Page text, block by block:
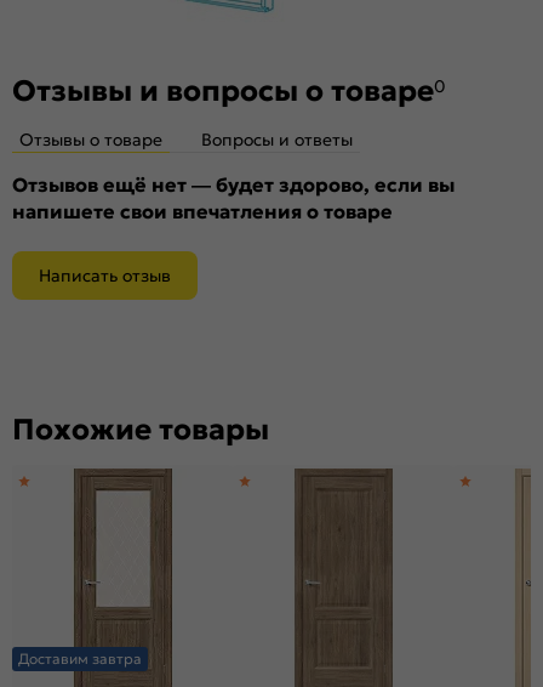
Отзывы и вопросы о товаре0
Отзывы о товаре Вопросы и ответы
Отзывов ещё нет — будет здорово, если вы
напишете свои впечатления о товаре
Написать отзыв
Похожие товары
Доставим завтра